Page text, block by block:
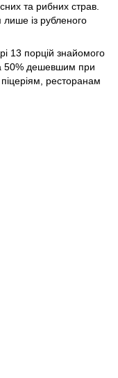
та рибних страв.
із рубленого
13 порцій знайомого
50% дешевшим при
ресторанам